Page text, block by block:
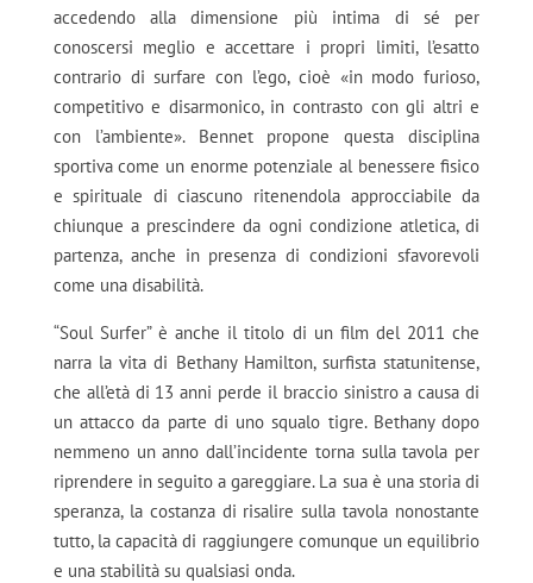
accedendo alla dimensione più intima di sé per
conoscersi meglio e accettare i propri limiti, l’esatto
contrario di surfare con l’ego, cioè «in modo furioso,
competitivo e disarmonico, in contrasto con gli altri e
con l’ambiente». Bennet propone questa disciplina
sportiva come un enorme potenziale al benessere fisico
e spirituale di ciascuno ritenendola approcciabile da
chiunque a prescindere da ogni condizione atletica, di
partenza, anche in presenza di condizioni sfavorevoli
come una disabilità.
“Soul Surfer” è anche il titolo di un film del 2011 che
narra la vita di Bethany Hamilton, surfista statunitense,
che all’età di 13 anni perde il braccio sinistro a causa di
un attacco da parte di uno squalo tigre. Bethany dopo
nemmeno un anno dall’incidente torna sulla tavola per
riprendere in seguito a gareggiare. La sua è una storia di
speranza, la costanza di risalire sulla tavola nonostante
tutto, la capacità di raggiungere comunque un equilibrio
e una stabilità su qualsiasi onda.